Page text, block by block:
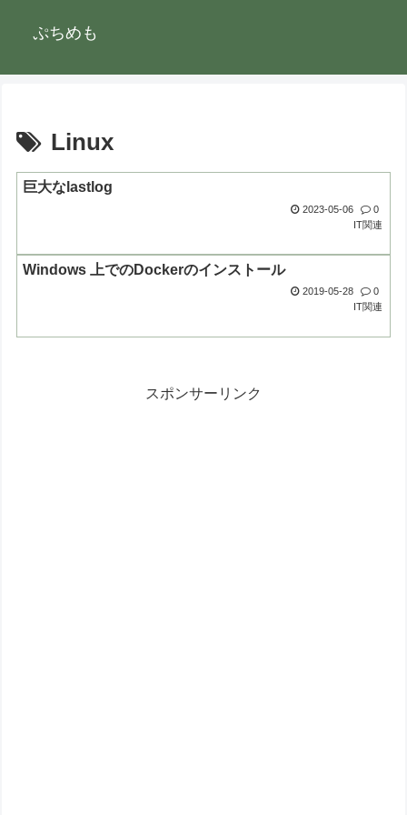
ぷちめも
Linux
巨大なlastlog
2023-05-06
0
IT関連
Windows 上でのDockerのインストール
2019-05-28
0
IT関連
スポンサーリンク